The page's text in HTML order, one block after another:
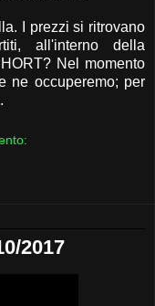
I prezzi si ritrovano
all'interno della
Nel momento
ne occuperemo; per
2017